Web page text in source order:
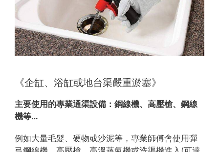
《企缸、浴缸或地台渠嚴重淤塞》
主要使用的專業通渠設備： 鋼線機、高壓槍、鋼線
機等…
例如大量毛髮、硬物或沙泥等，專業師傅會使用彈